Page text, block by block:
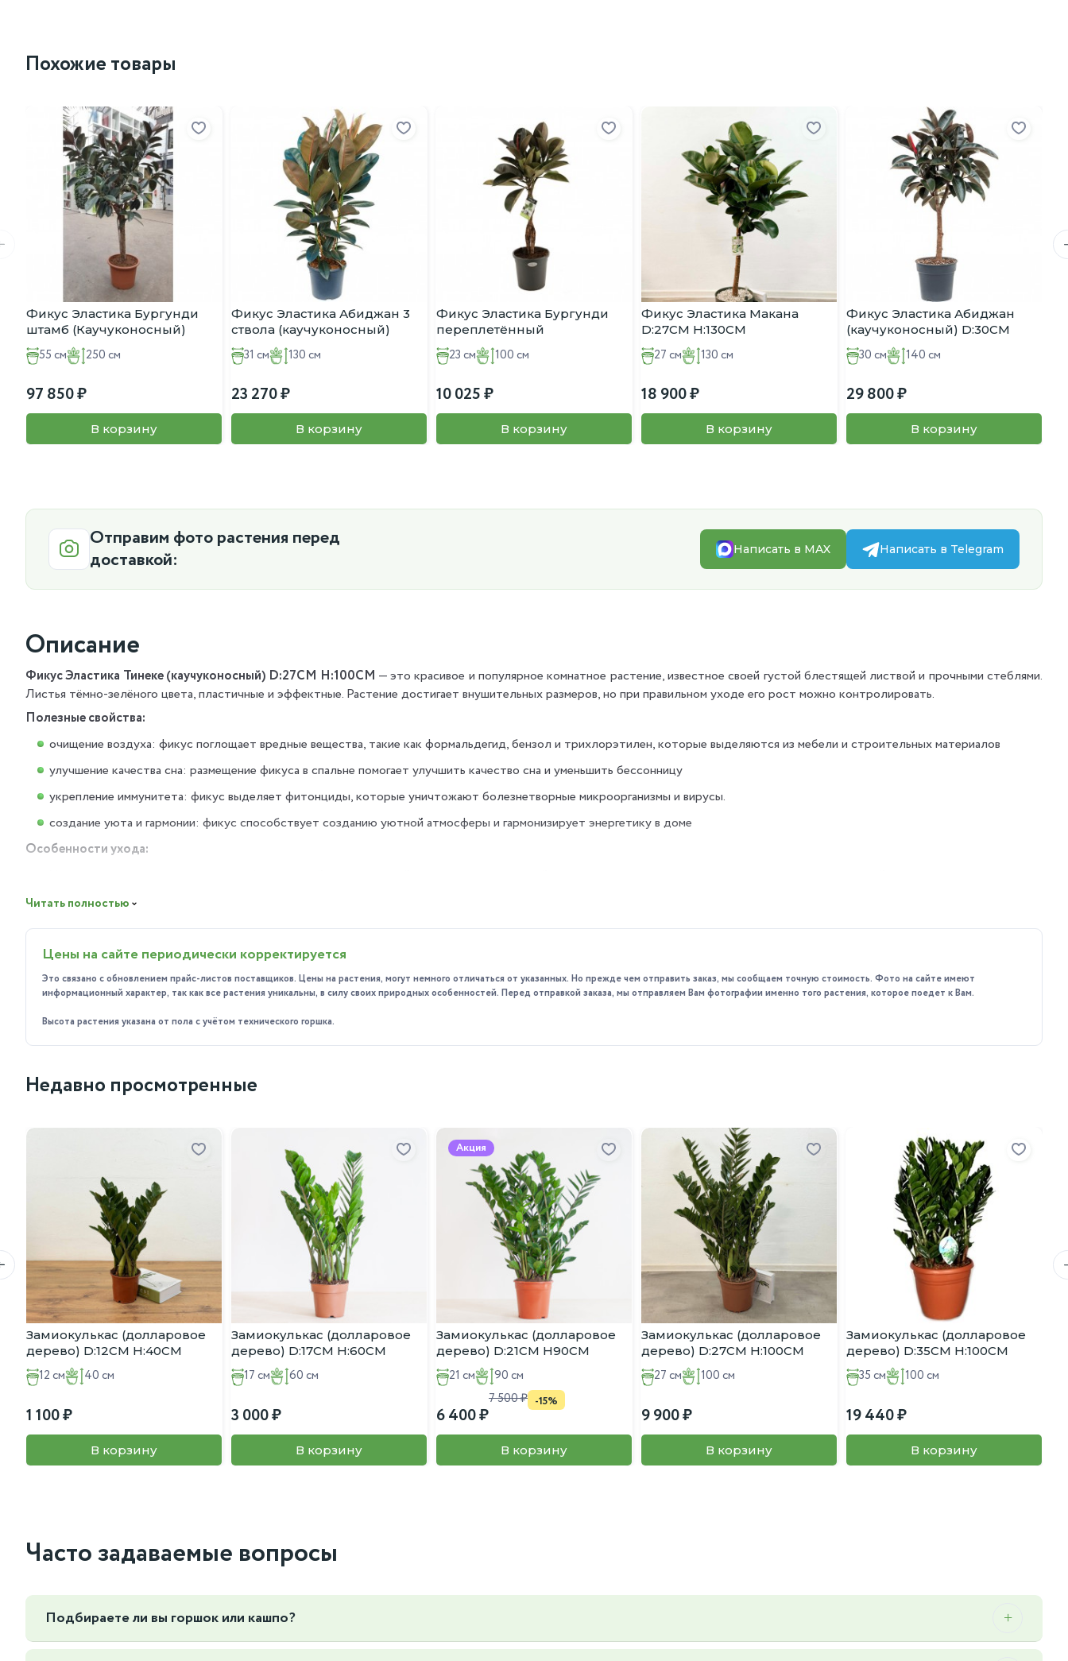
Похожие товары
Фикус Эластика Бургунди
штамб (Каучуконосный)
D:55СМ H:250СМ
55 см 250 см
97 850
В корзину
Фикус Эластика Абиджан 3
ствола (каучуконосный)
D:31СМ H:130СМ
31 см 130 см
23 270
В корзину
Фикус Эластика Бургунди
переплетённый
(Каучуконосный) D:23СМ
H:100СМ
23 см 100 см
10 025
В корзину
Фикус Эластика Макана
D:27СМ H:130СМ
27 см 130 см
18 900
В корзину
Фикус Эластика Абиджан
(каучуконосный) D:30СМ
H:140СМ
30 см 140 см
29 800
В корзину
Отправим фото растения перед
доставкой:
Написать в MAX Написать в Telegram
Описание
Фикус Эластика Тинеке (каучуконосный) D:27СМ H:100СМ — это красивое и популярное комнатное растение, известное своей густой блестящей листвой и прочными стеблями.
Листья тёмно-зелёного цвета, пластичные и эффектные. Растение достигает внушительных размеров, но при правильном уходе его рост можно контролировать.
Полезные свойства:
очищение воздуха: фикус поглощает вредные вещества, такие как формальдегид, бензол и трихлорэтилен, которые выделяются из мебели и строительных материалов
улучшение качества сна: размещение фикуса в спальне помогает улучшить качество сна и уменьшить бессонницу
укрепление иммунитета: фикус выделяет фитонциды, которые уничтожают болезнетворные микроорганизмы и вирусы.
создание уюта и гармонии: фикус способствует созданию уютной атмосферы и гармонизирует энергетику в доме
Особенности ухода:
Умеренный полив: поливайте фикус после того, как верхний слой почвы подсохнет. Избегайте переувлажнения, так как это может привести к загниванию корней.
Высокая влажность воздуха: регулярно опрыскивайте растение или ставьте рядом ёмкость с водой для поддержания влажности.
Пересадка: молодые растения пересаживайте ежегодно весной, взрослые — каждые 2–3 года. Используйте горшок немного больше предыдущего и лёгкий субстрат для
фикусов.
Подкормка: удобряйте растение в период активного роста (весной и летом) каждые две недели комплексными удобрениями для декоративно-лиственных растений. Осенью и
зимой сократите подкормку до одного раза в месяц.
зеленью на протяжении многих лет.
Читать полностью
Цены на сайте периодически корректируется
Это связано с обновлением прайс-листов поставщиков. Цены на растения, могут немного отличаться от указанных. Но прежде чем отправить заказ, мы сообщаем точную стоимость. Фото на сайте имеют
информационный характер, так как все растения уникальны, в силу своих природных особенностей. Перед отправкой заказа, мы отправляем Вам фотографии именно того растения, которое поедет к Вам.
Высота растения указана от пола с учётом технического горшка.
Недавно просмотренные
Замиокулькас (долларовое
дерево) D:12CM H:40CM
12 см 40 см
1 100
В корзину
Замиокулькас (долларовое
дерево) D:17CM H:60CM
17 см 60 см
3 000
В корзину
Акция
Замиокулькас (долларовое
дерево) D:21CM H90CM
21 см 90 см
6 400
7 500 -15%
В корзину
Замиокулькас (долларовое
дерево) D:27CM H:100CM
27 см 100 см
9 900
В корзину
Замиокулькас (долларовое
дерево) D:35CM H:100CM
35 см 100 см
19 440
В корзину
Часто задаваемые вопросы
Подбираете ли вы горшок или кашпо?
Да, мы можем подобрать горшок или кашпо под ваш интерьер и вкус, так же вы можете предложить свой, пересадку так же можем осуществить мы.